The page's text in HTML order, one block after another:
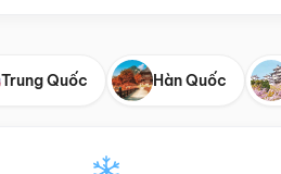
Trung Quốc Hàn Quốc